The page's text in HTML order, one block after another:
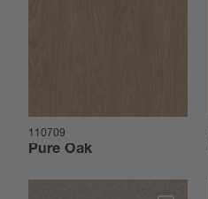
110709
Pure Oak